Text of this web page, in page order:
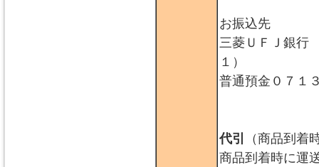
お振込先
三菱ＵＦＪ銀行
１）
普通預金０７１
代引
（商品到着
商品到着時に運